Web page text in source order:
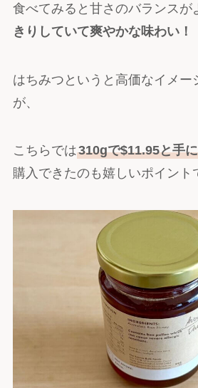
食べてみると甘さのバランスが
きりしていて爽やかな味わい！
はちみつというと高価なイメー
が、
こちらでは310gで$11.95と手
購入できたのも嬉しいポイント